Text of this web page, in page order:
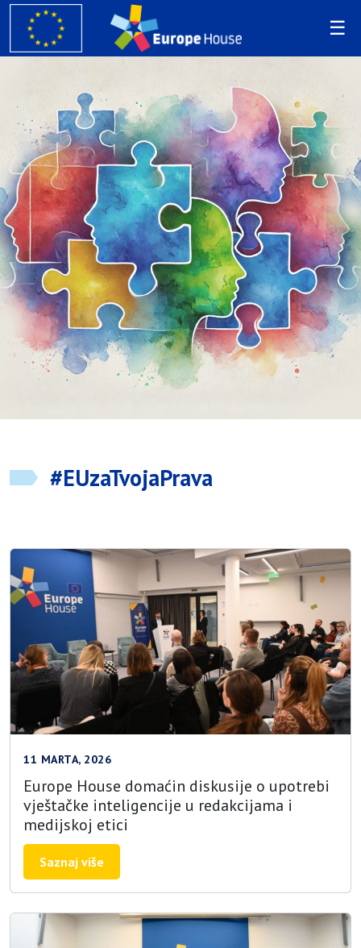
#EUzaTvojaPrava
11 MARTA, 2026
Europe House domaćin diskusije o upotrebi
vještačke inteligencije u redakcijama i
medijskoj etici
Saznaj više